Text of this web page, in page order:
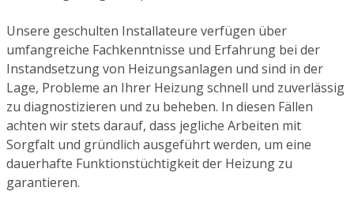
Unsere geschulten Installateure verfügen über
umfangreiche Fachkenntnisse und Erfahrung bei der
Instandsetzung von Heizungsanlagen und sind in der
Lage, Probleme an Ihrer Heizung schnell und zuverlässig
zu diagnostizieren und zu beheben. In diesen Fällen
achten wir stets darauf, dass jegliche Arbeiten mit
Sorgfalt und gründlich ausgeführt werden, um eine
dauerhafte Funktionstüchtigkeit der Heizung zu
garantieren.